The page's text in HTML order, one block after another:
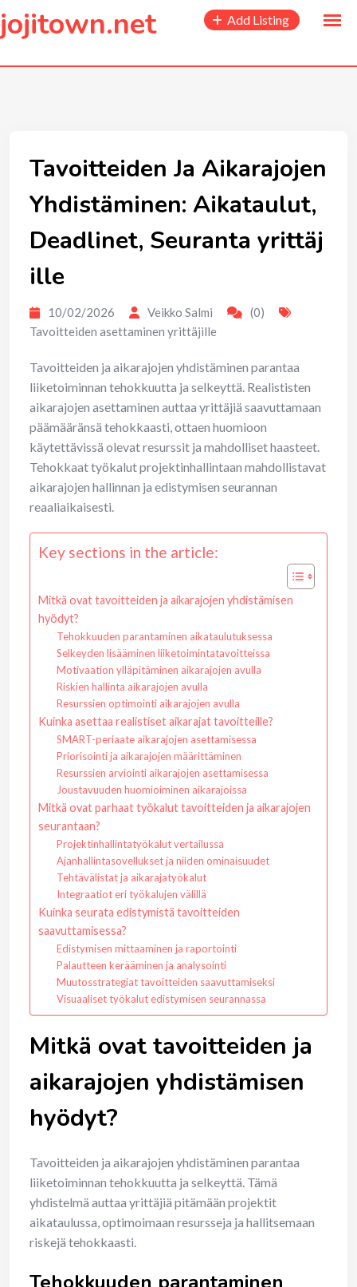
content
jojitown.net Add Listing
Tavoitteiden Ja Aikarajojen
Yhdistäminen: Aikataulut,
Deadlinet, Seuranta yrittäj
ille
10/02/2026 Veikko Salmi
(0)
Tavoitteiden asettaminen yrittäjille
Tavoitteiden ja aikarajojen yhdistäminen parantaa
liiketoiminnan tehokkuutta ja selkeyttä. Realististen
aikarajojen asettaminen auttaa yrittäjiä saavuttamaan
päämääränsä tehokkaasti, ottaen huomioon
käytettävissä olevat resurssit ja mahdolliset haasteet.
Tehokkaat työkalut projektinhallintaan mahdollistavat
aikarajojen hallinnan ja edistymisen seurannan
reaaliaikaisesti.
Key sections in the article:
Mitkä ovat tavoitteiden ja aikarajojen yhdistämisen
hyödyt?
Tehokkuuden parantaminen aikataulutuksessa
Selkeyden lisääminen liiketoimintatavoitteissa
Motivaation ylläpitäminen aikarajojen avulla
Riskien hallinta aikarajojen avulla
Resurssien optimointi aikarajojen avulla
Kuinka asettaa realistiset aikarajat tavoitteille?
SMART-periaate aikarajojen asettamisessa
Priorisointi ja aikarajojen määrittäminen
Resurssien arviointi aikarajojen asettamisessa
Joustavuuden huomioiminen aikarajoissa
Mitkä ovat parhaat työkalut tavoitteiden ja aikarajojen
seurantaan?
Projektinhallintatyökalut vertailussa
Ajanhallintasovellukset ja niiden ominaisuudet
Tehtävälistat ja aikarajatyökalut
Integraatiot eri työkalujen välillä
Kuinka seurata edistymistä tavoitteiden
saavuttamisessa?
Edistymisen mittaaminen ja raportointi
Palautteen kerääminen ja analysointi
Muutosstrategiat tavoitteiden saavuttamiseksi
Visuaaliset työkalut edistymisen seurannassa
Mitkä ovat tavoitteiden ja
aikarajojen yhdistämisen
hyödyt?
Tavoitteiden ja aikarajojen yhdistäminen parantaa
liiketoiminnan tehokkuutta ja selkeyttä. Tämä
yhdistelmä auttaa yrittäjiä pitämään projektit
aikataulussa, optimoimaan resursseja ja hallitsemaan
riskejä tehokkaasti.